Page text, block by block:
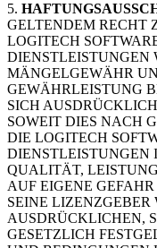
5.
GELTENDEM RECHT
LOGITECH
DIENSTLEISTUNGEN
MÄNGELGEWÄHR
GEWÄHRLEISTUNG
SICH
SOWEIT DIES NACH
DIE LOGITECH
DIENSTLEISTUNGEN
QUALITÄT,
AUF EIGENE
SEINE
AUSDRÜCKLICHEN,
GESETZLICH